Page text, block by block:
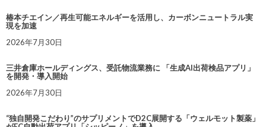
椿本チエイン／再生可能エネルギーを活用し、カーボンニュートラル実
現を加速
2026年7月30日
三井倉庫ホールディングス、受託物流業務に 「生成AI出荷検品アプリ」
を開発・導入開始
2026年7月30日
“独自開発こだわり”のサプリメントでD2C展開する「ウェルモット製薬」